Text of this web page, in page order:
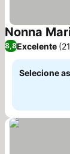
Nonna
8,8Excelente
Selecione